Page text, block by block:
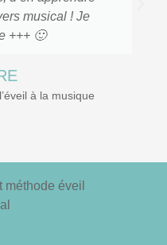
musical ! Je
+++ 🙂
à la musique